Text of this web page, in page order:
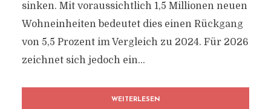
sinken. Mit voraussichtlich 1,5 Millionen neuen
Wohneinheiten bedeutet dies einen Rückgang
von 5,5 Prozent im Vergleich zu 2024. Für 2026
zeichnet sich jedoch ein...
WEITERLESEN